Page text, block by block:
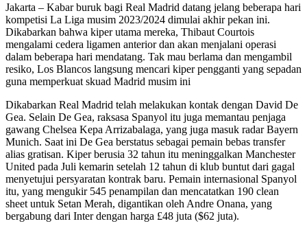
Jakarta – Kabar buruk bagi Real Madrid datang jelang beberapa hari
kompetisi La Liga musim 2023/2024 dimulai akhir pekan ini.
Dikabarkan bahwa kiper utama mereka, Thibaut Courtois
mengalami cedera ligamen anterior dan akan menjalani operasi
dalam beberapa hari mendatang. Tak mau berlama dan mengambil
resiko, Los Blancos langsung mencari kiper pengganti yang sepadan
guna memperkuat skuad Madrid musim ini
Dikabarkan Real Madrid telah melakukan kontak dengan David De
Gea. Selain De Gea, raksasa Spanyol itu juga memantau penjaga
gawang Chelsea Kepa Arrizabalaga, yang juga masuk radar Bayern
Munich. Saat ini De Gea berstatus sebagai pemain bebas transfer
alias gratisan. Kiper berusia 32 tahun itu meninggalkan Manchester
United pada Juli kemarin setelah 12 tahun di klub buntut dari gagal
menyetujui persyaratan kontrak baru. Pemain internasional Spanyol
itu, yang mengukir 545 penampilan dan mencatatkan 190 clean
sheet untuk Setan Merah, digantikan oleh Andre Onana, yang
bergabung dari Inter dengan harga £48 juta ($62 juta).